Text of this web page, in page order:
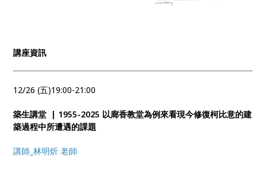
講座資訊
12/26 (五)19:00-21:00
築生講堂 | 1955-2025 以廊香教堂為例來看現今修復柯比意的建
築過程中所遭遇的課題
講師_林明炘 老師